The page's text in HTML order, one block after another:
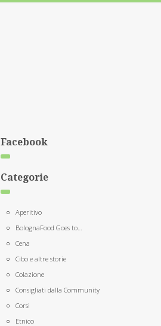
Facebook
Categorie
Aperitivo
BolognaFood Goes to…
Cena
Cibo e altre storie
Colazione
Consigliati dalla Community
Corsi
Etnico